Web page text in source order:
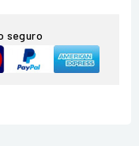
seguro